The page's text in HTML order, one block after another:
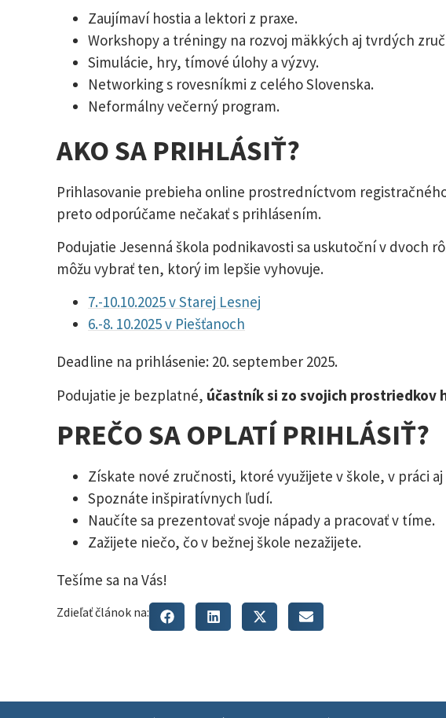
Zaujímaví hostia a lektori z praxe.
Workshopy a tréningy na rozvoj mäkkých aj tvrdých
Simulácie, hry, tímové úlohy a výzvy.
Networking s rovesníkmi z celého Slovenska.
Neformálny večerný program.
AKO SA PRIHLÁSIŤ?
Prihlasovanie prebieha online prostredníctvom
preto odporúčame nečakať s prihlásením.
Podujatie Jesenná škola podnikavosti sa uskutoční v dvoch
môžu vybrať ten, ktorý im lepšie vyhovuje.
7.-10.10.2025 v Starej Lesnej
6.-8. 10.2025 v Piešťanoch
Deadline na prihlásenie: 20. september 2025.
Podujatie je bezplatné, účastník si zo svojich prostriedkov
PREČO SA OPLATÍ PRIHLÁSIŤ?
Získate nové zručnosti, ktoré využijete v škole, v práci aj
Spoznáte inšpiratívnych ľudí.
Naučíte sa prezentovať svoje nápady a pracovať v tíme.
Zažijete niečo, čo v bežnej škole nezažijete.
Tešíme sa na Vás!
Zdieľať článok na: